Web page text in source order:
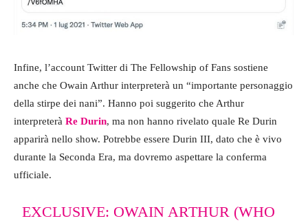
Infine, l’account Twitter di The Fellowship of Fans sostiene
anche che Owain Arthur interpreterà un “importante personaggio
della stirpe dei nani”. Hanno poi suggerito che Arthur
interpreterà Re Durin, ma non hanno rivelato quale Re Durin
apparirà nello show. Potrebbe essere Durin III, dato che è vivo
durante la Seconda Era, ma dovremo aspettare la conferma
ufficiale.
EXCLUSIVE: OWAIN ARTHUR (WHO